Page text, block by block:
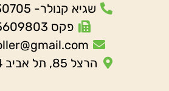
שגיא קנולר- 052-2530705
פקס 03-5609803
הרצל 85, תל אביב 6655404